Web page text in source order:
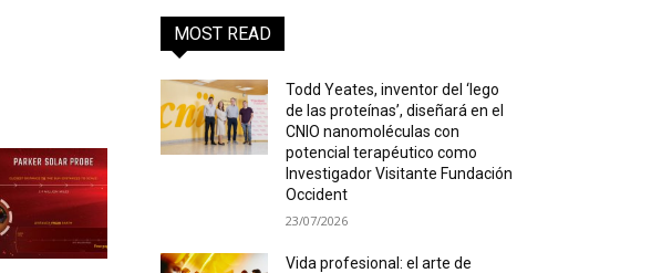
MOST READ
Todd Yeates, inventor del ‘lego
de las proteínas’, diseñará en el
CNIO nanomoléculas con
potencial terapéutico como
Investigador Visitante Fundación
Occident
23/07/2026
Vida profesional: el arte de